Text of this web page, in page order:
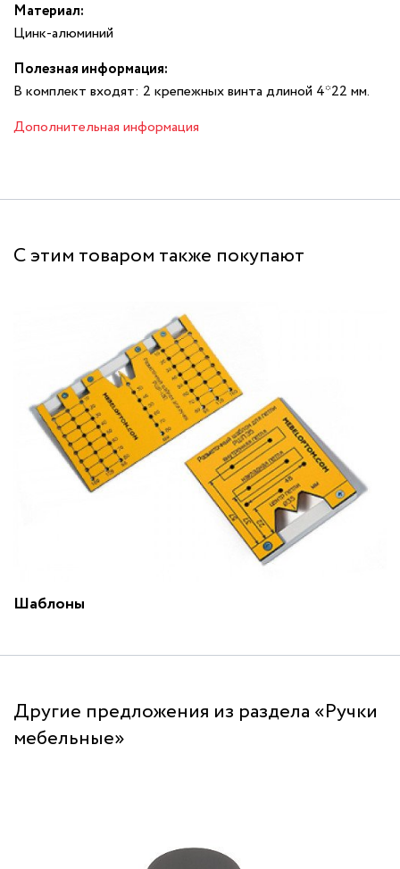
Материал:
Цинк-алюминий
Полезная информация:
В комплект входят: 2 крепежных винта длиной 4*22 мм.
Дополнительная информация
С этим товаром также покупают
Шаблоны
Другие предложения из раздела «Ручки
мебельные»